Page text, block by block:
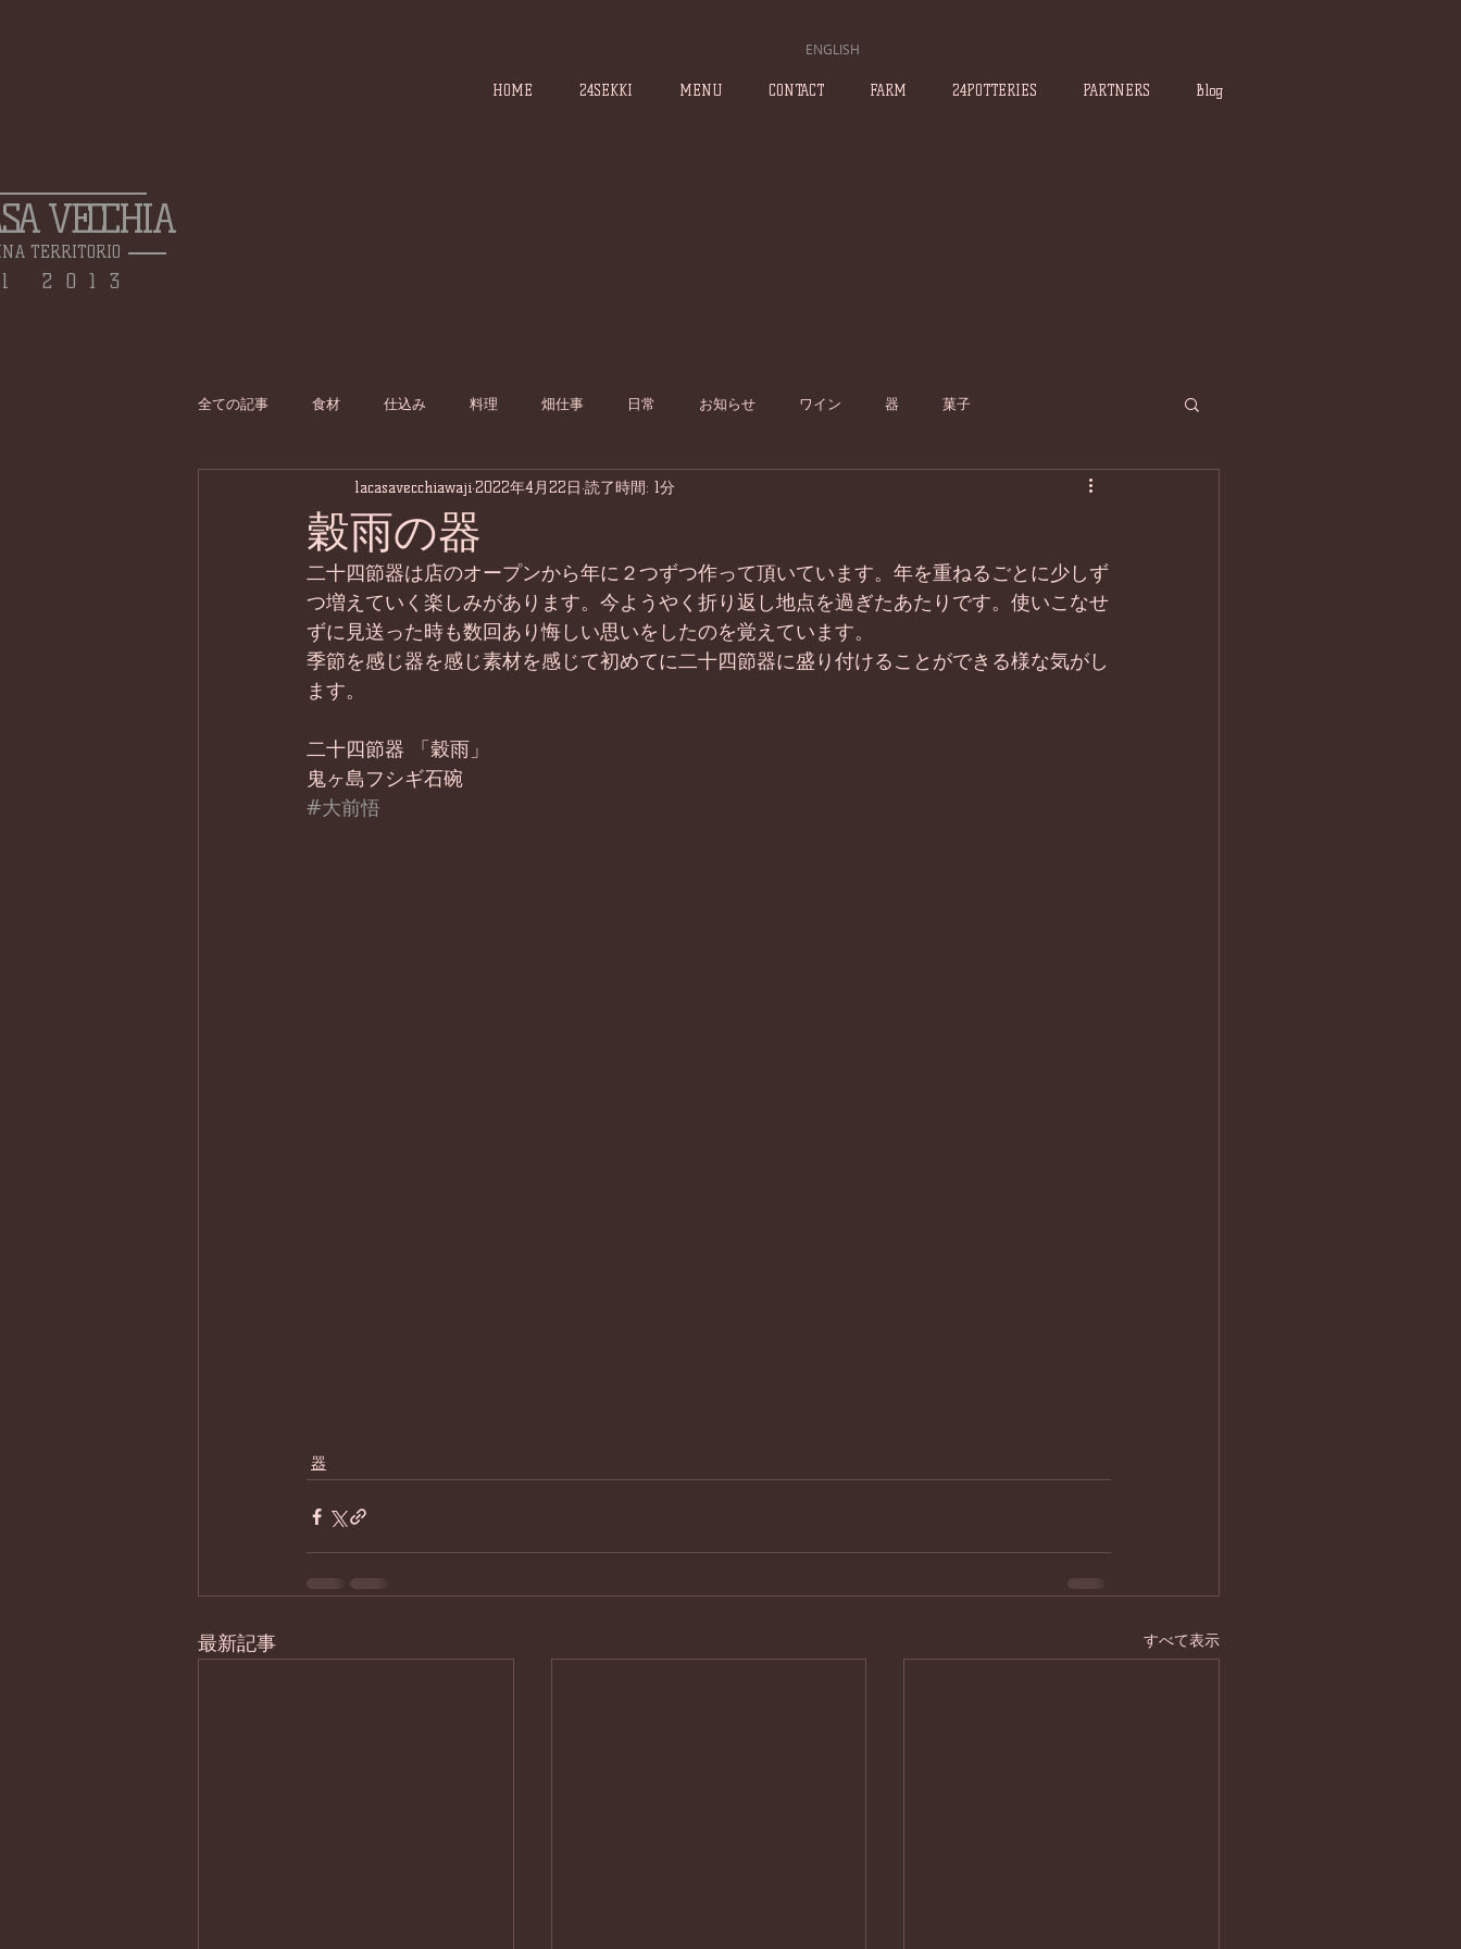
HOME 24SEKKI MENU CONTACT FARM 24POTTERIES PARTNERS Blog
全ての記事 食材 仕込み 料理 畑仕事 日常 お知らせ ワイン 器 菓子
穀雨の器
lacasavecchiawaji2022年4月22日 読了時間: 1分
二十四節器は店のオープンから年に２つずつ作って頂いています。年を重ねるごとに少しず
つ増えていく楽しみがあります。今ようやく折り返し地点を過ぎたあたりです。使いこなせ
ずに見送った時も数回あり悔しい思いをしたのを覚えています。
季節を感じ器を感じ素材を感じて初めてに二十四節器に盛り付けることができる様な気がし
ます。
二十四節器 「穀雨」
鬼ヶ島フシギ石碗
#大前悟
器
最新記事 すべて表示
VECCHIA
TERRITORIO
2013
ENGLISH